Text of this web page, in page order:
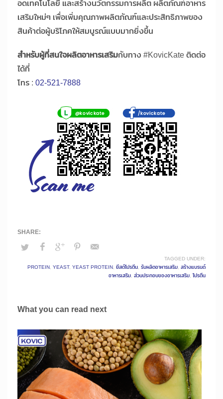
อดเทคโนโลยี และสร้างนวัตกรรมการผลิต ผลิตภัณฑ์อาหาร
เสริมใหม่ๆ เพื่อเพิ่มคุณภาพผลิตภัณฑ์และประสิทธิภาพของ
สินค้าต่อผู้บริโภคให้สมบูรณ์แบบมากยิ่งขึ้น
สำหรับผู้ที่สนใจผลิตอาหารเสริมกับทาง #KovicKate ติดต่อ
ได้ที่
โทร : 02-521-7888
TAGGED UNDER:
PROTEIN, YEAST, YEAST PROTEIN, ยีสต์โปรตีน, รับผลิตอาหารเสริม, สร้างแบรนด์
อาหารเสริม, ส่วนประกอบของอาหารเสริม, โปรตีน
What you can read next